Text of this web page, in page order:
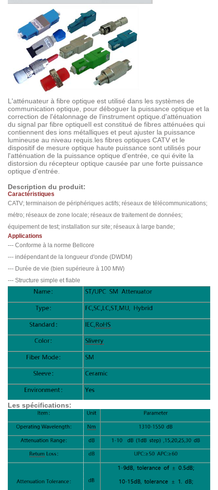
L'atténuateur à fibre optique est utilisé dans les systèmes de
communication optique, pour déboguer la puissance optique et la
correction de l'étalonnage de l'instrument optique.d'atténuation
du signal par fibre optiqueIl est constitué de fibres atténuées qui
contiennent des ions métalliques et peut ajuster la puissance
lumineuse au niveau requis.les fibres optiques CATV et le
dispositif de mesure optique haute puissance sont utilisés pour
l'atténuation de la puissance optique d'entrée, ce qui évite la
distorsion du récepteur optique causée par une forte puissance
optique d'entrée.
Description du produit:
Caractéristiques
CATV; terminaison de périphériques actifs; réseaux de télécommunications;
métro; réseaux de zone locale; réseaux de traitement de données;
équipement de test; installation sur site; réseaux à large bande;
Applications
--- Conforme à la norme Bellcore
--- indépendant de la longueur d'onde (DWDM)
--- Durée de vie (bien supérieure à 100 MW)
--- Structure simple et fiable
Les spécifications: